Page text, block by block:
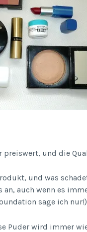
und die
und was
auch wenn es
sage ich
Puder wird immer